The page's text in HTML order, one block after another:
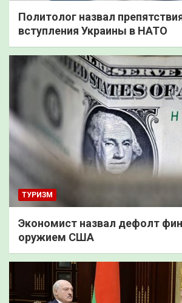
Политолог назвал
вступления Украины в НАТО
ТУРИЗМ
Экономист назвал дефолт
оружием США